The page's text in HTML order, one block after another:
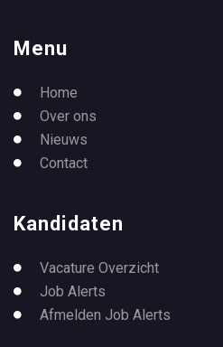
Menu
Home
Over ons
Nieuws
Contact
Kandidaten
Vacature Overzicht
Job Alerts
Afmelden Job Alerts